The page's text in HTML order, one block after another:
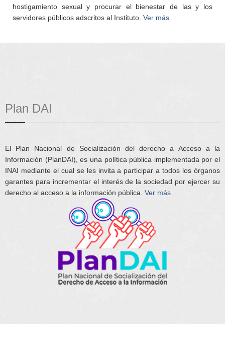
hostigamiento sexual y procurar el bienestar de las y los
servidores públicos adscritos al Instituto. Ver más
Plan DAI
El Plan Nacional de Socialización del derecho a Acceso a la
Información (PlanDAI), es una política pública implementada por el
INAI mediante el cual se les invita a participar a todos los órganos
garantes para incrementar el interés de la sociedad por ejercer su
derecho al acceso a la información pública. Ver más